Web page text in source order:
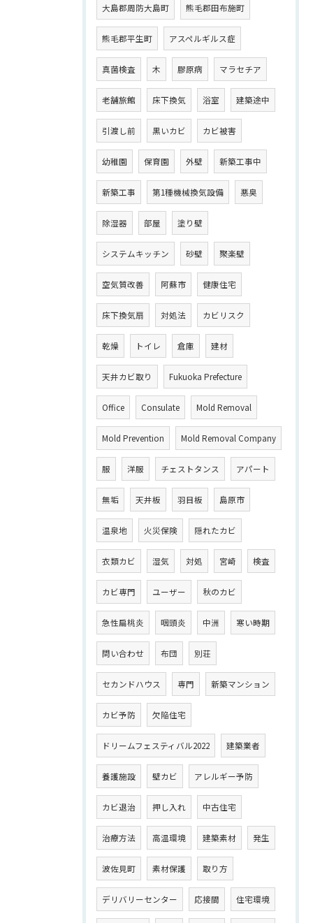
大島郡周防大島町 熊毛郡田布施町
熊毛郡平生町 アスペルギルス症
真菌検査 木 膠原病 マラセチア
老舗旅館 床下換気 浴室 建築途中
引渡し前 黒いカビ カビ被害
幼稚園 保育園 外壁 新築工事中
新築工事 第1種機械換気設備 悪臭
除湿器 部屋 塗り壁
システムキッチン 砂壁 聚楽壁
空気質改善 阿蘇市 健康住宅
床下換気扇 対処法 カビリスク
乾燥 トイレ 倉庫 建材
天井カビ取り Fukuoka Prefecture
Office Consulate Mold Removal
Mold Prevention Mold Removal Company
服 洋服 チェストタンス アパート
無垢 天井板 羽目板 島原市
温泉地 火災保険 隠れたカビ
衣類カビ 湿気 対処 宮崎 検査
カビ専門 ユーザー 秋のカビ
急性扁桃炎 咽頭炎 中洲 寒い時期
問い合わせ 布団 別荘
セカンドハウス 専門 新築マンション
カビ予防 欠陥住宅
ドリームフェスティバル2022 建築業者
養護施設 壁カビ アレルギー予防
カビ退治 押し入れ 中古住宅
治療方法 高温環境 建築素材 発生
波佐見町 素材保護 取り方
デリバリーセンター 応接間 住宅環境